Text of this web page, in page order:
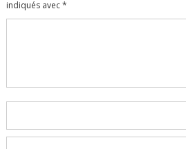
indiqués avec*